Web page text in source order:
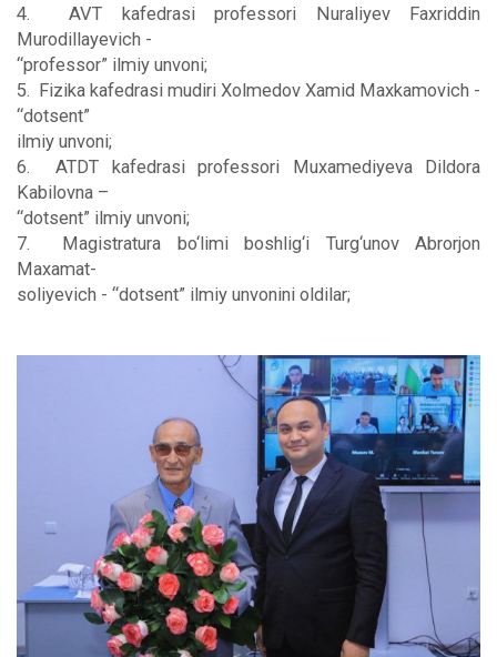
4. AVT kafedrasi professori Nuraliyev Faxriddin
Murodillayevich -
“professor” ilmiy unvoni;
5. Fizika kafedrasi mudiri Xolmedov Xamid Maxkamovich -
“dotsent”
ilmiy unvoni;
6. ATDT kafedrasi professori Muxamediyeva Dildora
Kabilovna –
“dotsent” ilmiy unvoni;
7. Magistratura bo‘limi boshlig‘i Turg‘unov Abrorjon
Maxamat-
soliyevich - “dotsent” ilmiy unvonini oldilar;